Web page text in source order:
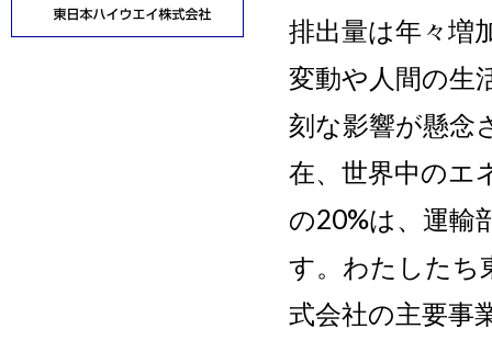
排出量は年々増
変動や人間の生
刻な影響が懸念
在、世界中のエ
の20%は、運輸
す。わたしたち
式会社の主要事